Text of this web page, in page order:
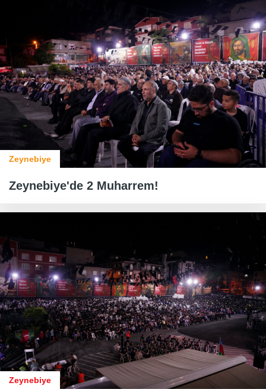
Zeynebiye
Zeynebiye'de 2 Muharrem!
Zeynebiye